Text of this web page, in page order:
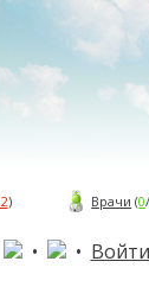
) Врачи (0
• •